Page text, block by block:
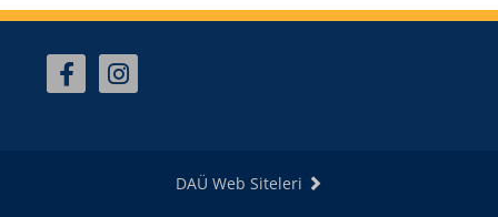
DAÜ Web Siteleri